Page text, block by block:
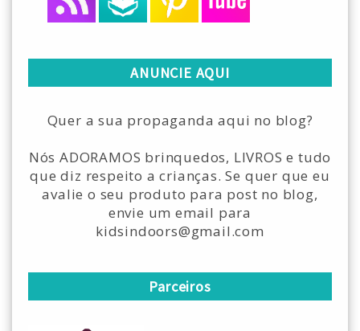
ANUNCIE AQUI
Quer a sua propaganda aqui no blog?
Nós ADORAMOS brinquedos, LIVROS e tudo
que diz respeito a crianças. Se quer que eu
avalie o seu produto para post no blog,
envie um email para
kidsindoors@gmail.com
Parceiros